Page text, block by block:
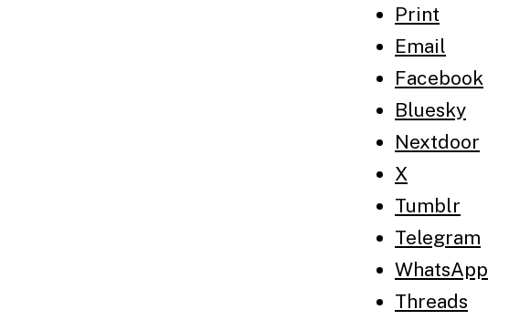
Print
Email
Facebook
Bluesky
Nextdoor
X
Tumblr
Telegram
WhatsApp
Threads